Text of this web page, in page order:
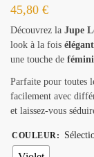
45,80 €
Découvrez la Jupe
look à la fois élégant
une touche de
Parfaite pour toutes
facilement avec
et laissez-vous
COULEUR: